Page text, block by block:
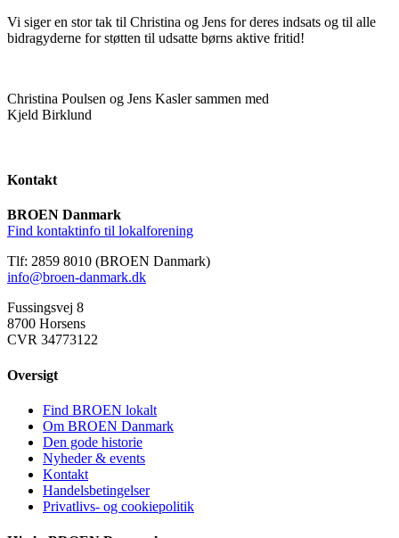
Vi siger en stor tak til Christina og Jens for deres indsats og til alle
bidragyderne for støtten til udsatte børns aktive fritid!
Christina Poulsen og Jens Kasler sammen med
Kjeld Birklund
Kontakt
BROEN Danmark
Find kontaktinfo til lokalforening
Tlf: 2859 8010 (BROEN Danmark)
info@broen-danmark.dk
Fussingsvej 8
8700 Horsens
CVR 34773122
Oversigt
Find BROEN lokalt
Om BROEN Danmark
Den gode historie
Nyheder & events
Kontakt
Handelsbetingelser
Privatlivs- og cookiepolitik